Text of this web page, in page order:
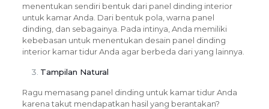
menentukan sendiri bentuk dari panel dinding interior
untuk kamar Anda. Dari bentuk pola, warna panel
dinding, dan sebagainya. Pada intinya, Anda memiliki
kebebasan untuk menentukan desain panel dinding
interior kamar tidur Anda agar berbeda dari yang lainnya.
Tampilan Natural
Ragu memasang panel dinding untuk kamar tidur Anda
karena takut mendapatkan hasil yang berantakan?